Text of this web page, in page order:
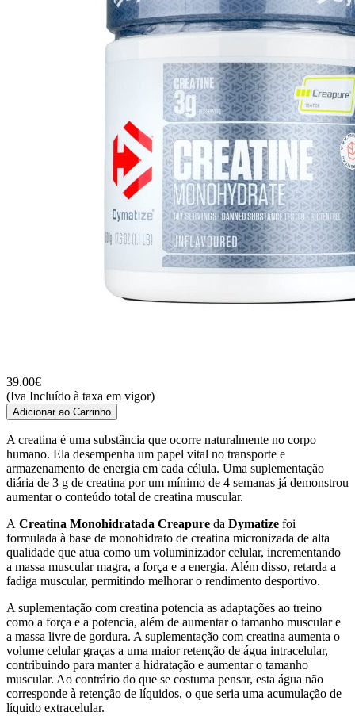
39.00€
(Iva Incluído à taxa em vigor)
Adicionar ao Carrinho
A creatina é uma substância que ocorre naturalmente no corpo
humano. Ela desempenha um papel vital no transporte e
armazenamento de energia em cada célula. Uma suplementação
diária de 3 g de creatina por um mínimo de 4 semanas já demonstrou
aumentar o conteúdo total de creatina muscular.
A Creatina Monohidratada Creapure da Dymatize foi
formulada à base de monohidrato de creatina micronizada de alta
qualidade que atua como um voluminizador celular, incrementando
a massa muscular magra, a força e a energia. Além disso, retarda a
fadiga muscular, permitindo melhorar o rendimento desportivo.
A suplementação com creatina potencia as adaptações ao treino
como a força e a potencia, além de aumentar o tamanho muscular e
a massa livre de gordura. A suplementação com creatina aumenta o
volume celular graças a uma maior retenção de água intracelular,
contribuindo para manter a hidratação e aumentar o tamanho
muscular. Ao contrário do que se costuma pensar, esta água não
corresponde à retenção de líquidos, o que seria uma acumulação de
líquido extracelular.